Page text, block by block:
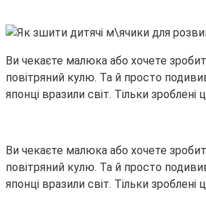
Ви чекаєте малюка або хочете
повітряний кулю. Та й просто
японці вразили світ. Тільки
Ви чекаєте малюка або хочете
повітряний кулю. Та й просто
японці вразили світ. Тільки